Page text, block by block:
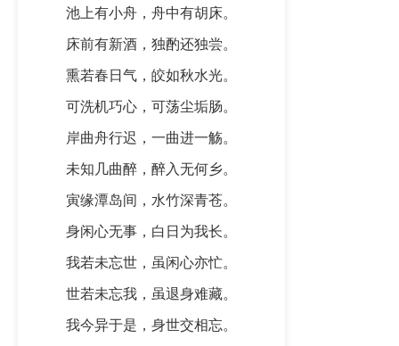
池上有小舟，舟中有胡床。
床前有新酒，独酌还独尝。
熏若春日气，皎如秋水光。
可洗机巧心，可荡尘垢肠。
岸曲舟行迟，一曲进一觞。
未知几曲醉，醉入无何乡。
寅缘潭岛间，水竹深青苍。
身闲心无事，白日为我长。
我若未忘世，虽闲心亦忙。
世若未忘我，虽退身难藏。
我今异于是，身世交相忘。